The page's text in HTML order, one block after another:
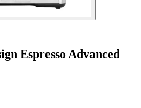
Espresso Advanced